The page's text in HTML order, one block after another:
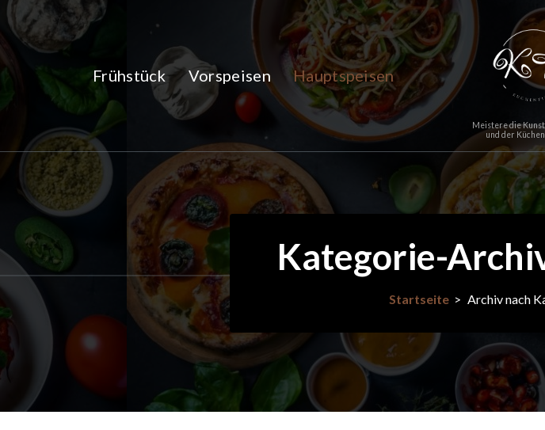
Zum
Inhalt
springen
Frühstück Vorspeisen Hauptspeisen
Meistere die Kunst
und der
Kategorie-
Startseite> Archiv nach